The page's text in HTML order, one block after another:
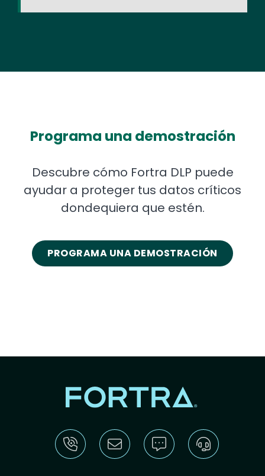
Programa una demostración
Descubre cómo Fortra DLP puede
ayudar a proteger tus datos críticos
dondequiera que estén.
PROGRAMA UNA DEMOSTRACIÓN